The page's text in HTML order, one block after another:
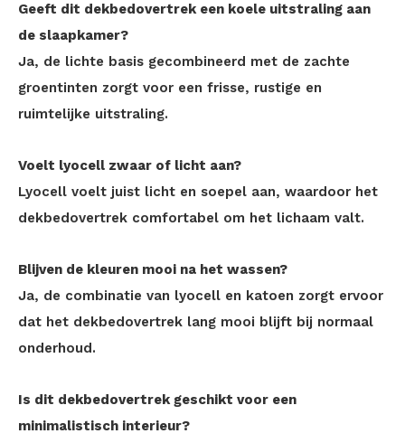
Geeft dit dekbedovertrek een koele uitstraling aan
de slaapkamer?
Ja, de lichte basis gecombineerd met de zachte
groentinten zorgt voor een frisse, rustige en
ruimtelijke uitstraling.
Voelt lyocell zwaar of licht aan?
Lyocell voelt juist licht en soepel aan, waardoor het
dekbedovertrek comfortabel om het lichaam valt.
Blijven de kleuren mooi na het wassen?
Ja, de combinatie van lyocell en katoen zorgt ervoor
dat het dekbedovertrek lang mooi blijft bij normaal
onderhoud.
Is dit dekbedovertrek geschikt voor een
minimalistisch interieur?